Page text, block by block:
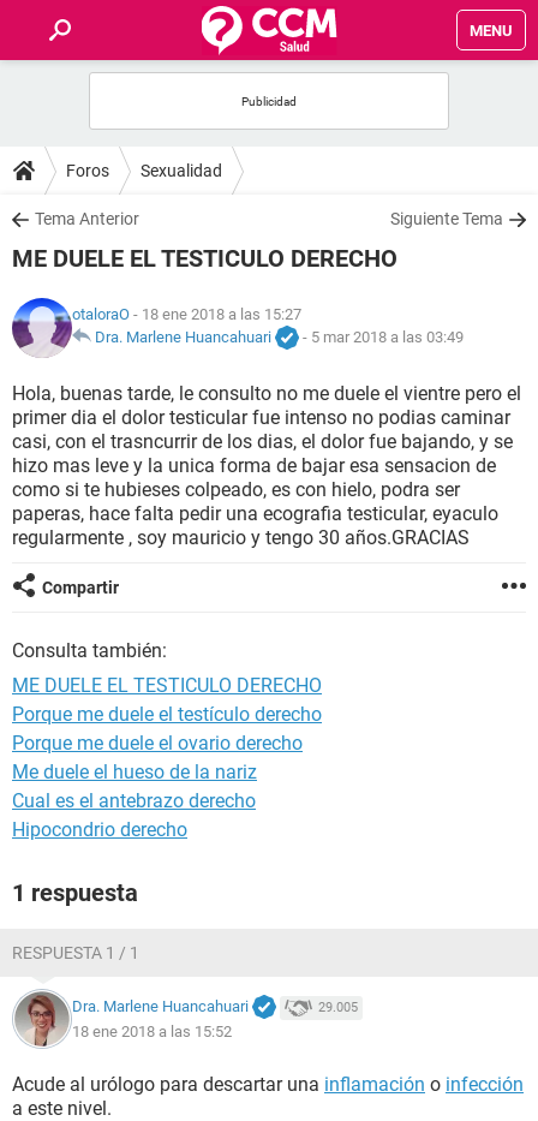
MENU
FOROS
SALUD
NUTRICIÓN
BIENESTAR
SEXUALIDAD
GLOSARIO
Foros Sexualidad
Tema Anterior Siguiente Tema
ME DUELE EL TESTICULO DERECHO
otaloraO - 18 ene 2018 a las 15:27
Dra. Marlene Huancahuari
- 5 mar 2018 a las 03:49
Hola, buenas tarde, le consulto no me duele el vientre pero el
primer dia el dolor testicular fue intenso no podias caminar
casi, con el trasncurrir de los dias, el dolor fue bajando, y se
hizo mas leve y la unica forma de bajar esa sensacion de
como si te hubieses colpeado, es con hielo, podra ser
paperas, hace falta pedir una ecografia testicular, eyaculo
regularmente , soy mauricio y tengo 30 años.GRACIAS
Compartir
Consulta también:
ME DUELE EL TESTICULO DERECHO
Porque me duele el testículo derecho
Porque me duele el ovario derecho
Me duele el hueso de la nariz
Cual es el antebrazo derecho
Hipocondrio derecho
1 respuesta
RESPUESTA 1 / 1
Dra. Marlene Huancahuari 29.005
18 ene 2018 a las 15:52
Acude al urólogo para descartar una inflamación o infección
a este nivel.